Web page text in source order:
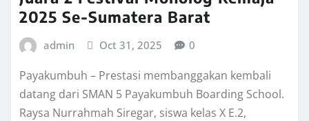
2025 Se-Sumatera Barat
admin Oct 31, 2025 0
Payakumbuh – Prestasi membanggakan kembali
datang dari SMAN 5 Payakumbuh Boarding School.
Raysa Nurrahmah Siregar, siswa kelas X E.2,